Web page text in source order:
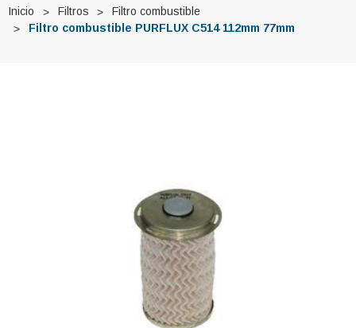
Inicio Filtros
Filtro combustible
Filtro combustible PURFLUX C514 112mm 77mm